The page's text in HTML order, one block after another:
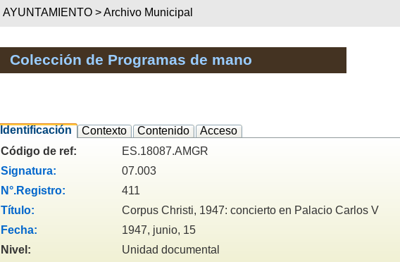
AYUNTAMIENTO >Archivo Municipal
Colección de Programas de mano
Identificación Contexto Contenido
Acceso
Código de ref:
ES.18087.AMGR
Signatura:
07.003
N°.Registro:
411
Título:
Corpus Christi, 1947: concierto en Palacio Carlos V
Fecha:
1947, junio, 15
Nivel:
Unidad documental